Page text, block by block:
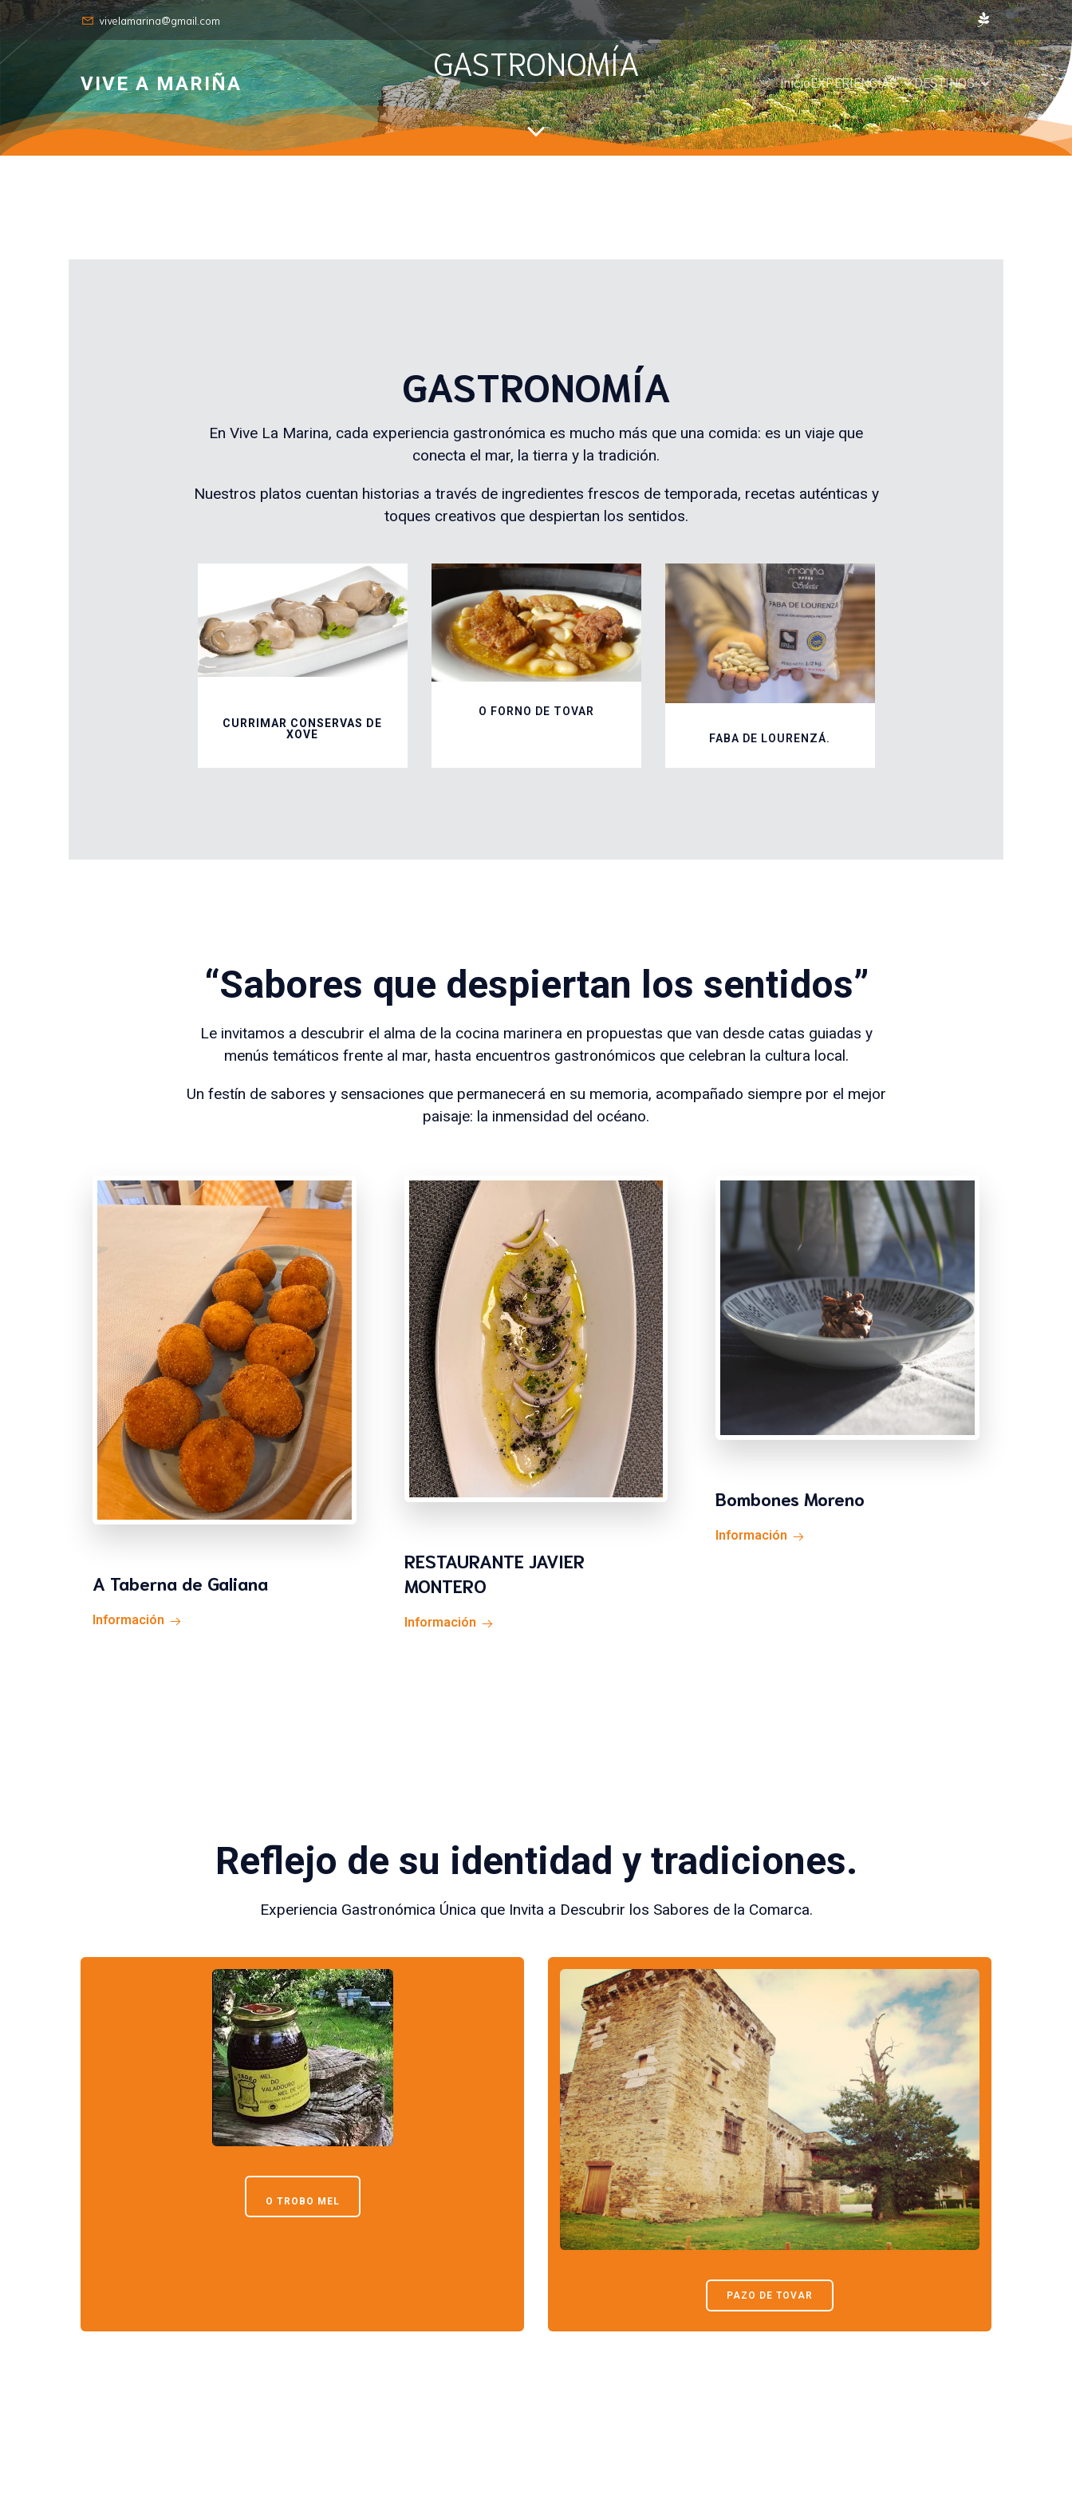
vivelamarina@gmail.com
VIVE A MARIÑA InicioEXPERIENCIAS DESTINOS
GASTRONOMÍA
GASTRONOMÍA
En Vive La Marina, cada experiencia gastronómica es mucho más que una comida: es un viaje que
conecta el mar, la tierra y la tradición.
Nuestros platos cuentan historias a través de ingredientes frescos de temporada, recetas auténticas y
toques creativos que despiertan los sentidos.
CURRIMAR CONSERVAS DE
XOVE
O FORNO DE TOVAR
FABA DE LOURENZÁ.
“Sabores que despiertan los sentidos”
Le invitamos a descubrir el alma de la cocina marinera en propuestas que van desde catas guiadas y
menús temáticos frente al mar, hasta encuentros gastronómicos que celebran la cultura local.
Un festín de sabores y sensaciones que permanecerá en su memoria, acompañado siempre por el mejor
paisaje: la inmensidad del océano.
A Taberna de Galiana
Información
RESTAURANTE JAVIER
MONTERO
Información
Bombones Moreno
Información
Reflejo de su identidad y tradiciones.
Experiencia Gastronómica Única que Invita a Descubrir los Sabores de la Comarca.
O TROBO MEL
PAZO DE TOVAR